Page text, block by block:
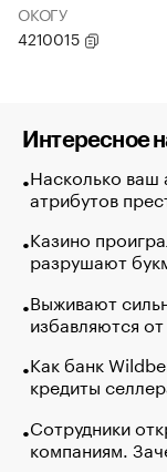
ОКОГУ
4210015
Интересное
Насколько ваш
атрибутов
Казино
разрушают
Выживают
избавляются
Как банк
кредиты
Сотрудники
компаниям.